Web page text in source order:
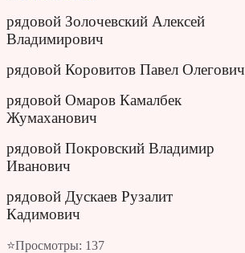
рядовой Золочевский Алексей
Владимирович
рядовой Коровитов Павел Олегович
рядовой Омаров Камалбек
Жумаханович
рядовой Покровский Владимир
Иванович
рядовой Дускаев Рузалит
Кадимович
⭐Просмотры: 137